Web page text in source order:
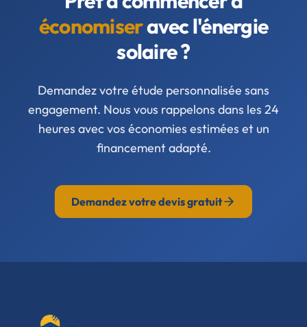
économiseravec l'énergie
solaire ?
Demandez votre étude personnalisée sans
engagement. Nous vous rappelons dans les 24
heures avec vos économies estimées et un
financement adapté.
Demandez votre devis gratuit